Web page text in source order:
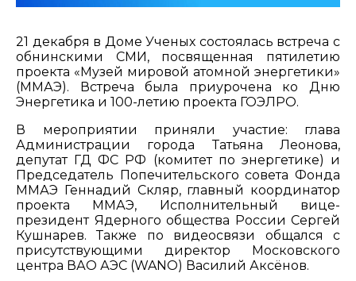
21 декабря в Доме Ученых состоялась встреча с
обнинскими СМИ, посвященная пятилетию
проекта «Музей мировой атомной энергетики»
(ММАЭ). Встреча была приурочена ко Дню
Энергетика и 100-летию проекта ГОЭЛРО.
В мероприятии приняли участие: глава
Администрации города Татьяна Леонова,
депутат ГД ФС РФ (комитет по энергетике) и
Председатель Попечительского совета Фонда
ММАЭ Геннадий Скляр, главный координатор
проекта ММАЭ, Исполнительный вице-
президент Ядерного общества России Сергей
Кушнарев. Также по видеосвязи общался с
присутствующими директор Московского
центра ВАО АЭС (WANO) Василий Аксёнов.